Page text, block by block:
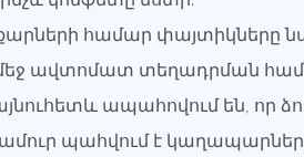
համար փայտիկները
ավտոմատ տեղադրման
ապահովում են, որ
պահվում է